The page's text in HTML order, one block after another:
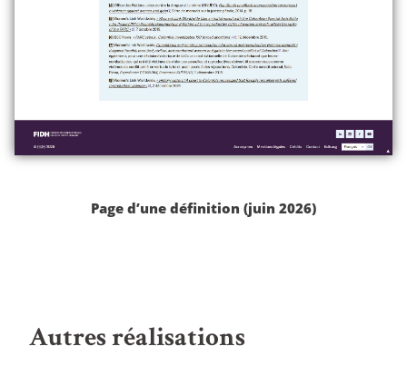
Page d’une définition (juin 2026)
Autres réalisations